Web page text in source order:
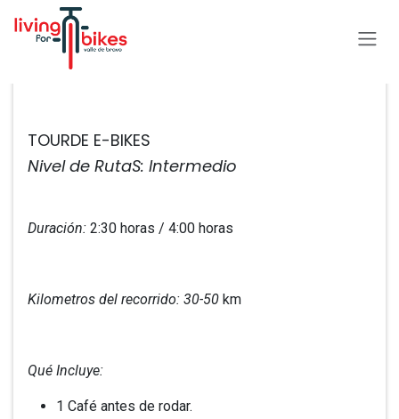
TOURDE E-BIKES
Nivel de RutaS: Intermedio
Duración: 2:30 horas / 4:00 horas
Kilometros del recorrido: 30-50 km
Qué Incluye:
1 Café antes de rodar.